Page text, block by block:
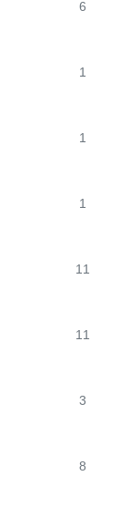
6
1
1
1
11
11
3
8